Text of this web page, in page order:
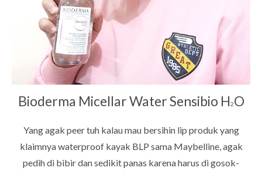
Bioderma Micellar Water Sensibio H2O
Yang agak peer tuh kalau mau bersihin lip produk yang
klaimnya waterproof kayak BLP sama Maybelline, agak
pedih di bibir dan sedikit panas karena harus di gosok-